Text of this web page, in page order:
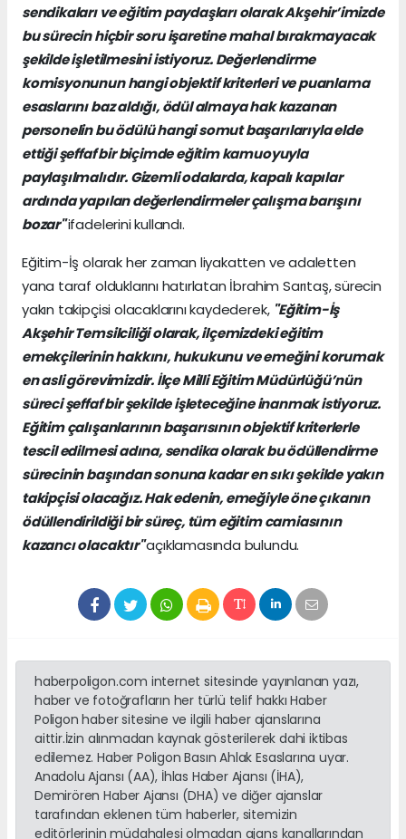
sendikaları ve eğitim paydaşları olarak Akşehir’imizde
bu sürecin hiçbir soru işaretine mahal bırakmayacak
şekilde işletilmesini istiyoruz. Değerlendirme
komisyonunun hangi objektif kriterleri ve puanlama
esaslarını baz aldığı, ödül almaya hak kazanan
personelin bu ödülü hangi somut başarılarıyla elde
ettiği şeffaf bir biçimde eğitim kamuoyuyla
paylaşılmalıdır. Gizemli odalarda, kapalı kapılar
ardında yapılan değerlendirmeler çalışma barışını
bozar"ifadelerini kullandı.
Eğitim-İş olarak her zaman liyakatten ve adaletten
yana taraf olduklarını hatırlatan İbrahim Sarıtaş, sürecin
yakın takipçisi olacaklarını kaydederek, "Eğitim-İş
Akşehir Temsilciliği olarak, ilçemizdeki eğitim
emekçilerinin hakkını, hukukunu ve emeğini korumak
en asli görevimizdir. İlçe Milli Eğitim Müdürlüğü’nün
süreci şeffaf bir şekilde işleteceğine inanmak istiyoruz.
Eğitim çalışanlarının başarısının objektif kriterlerle
tescil edilmesi adına, sendika olarak bu ödüllendirme
sürecinin başından sonuna kadar en sıkı şekilde yakın
takipçisi olacağız. Hak edenin, emeğiyle öne çıkanın
ödüllendirildiği bir süreç, tüm eğitim camiasının
kazancı olacaktır"açıklamasında bulundu.
haberpoligon.com internet sitesinde yayınlanan yazı,
haber ve fotoğrafların her türlü telif hakkı Haber
Poligon haber sitesine ve ilgili haber ajanslarına
aittir.İzin alınmadan kaynak gösterilerek dahi iktibas
edilemez. Haber Poligon Basın Ahlak Esaslarına uyar.
Anadolu Ajansı (AA), İhlas Haber Ajansı (İHA),
Demirören Haber Ajansı (DHA) ve diğer ajanslar
tarafından eklenen tüm haberler, sitemizin
editörlerinin müdahalesi olmadan ajans kanallarından